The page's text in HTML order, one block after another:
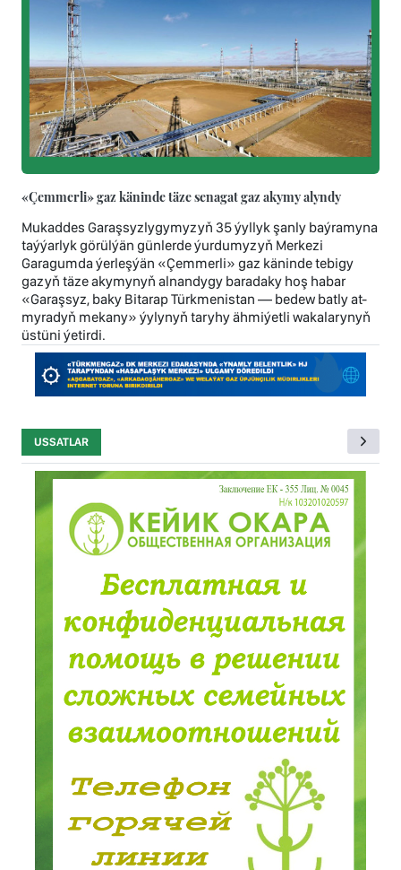
«Çemmerli» gaz käninde täze senagat gaz akymy alyndy
Mukaddes Garaşsyzlygymyzyň 35 ýyllyk şanly baýramyna
taýýarlyk görülýän günlerde ýurdumyzyň Merkezi
Garagumda ýerleşýän «Çemmerli» gaz käninde tebigy
gazyň täze akymynyň alnandygy baradaky hoş habar
«Garaşsyz, baky Bitarap Türkmenistan — bedew batly at-
myradyň mekany» ýylynyň taryhy ähmiýetli wakalarynyň
üstüni ýetirdi.
USSATLAR